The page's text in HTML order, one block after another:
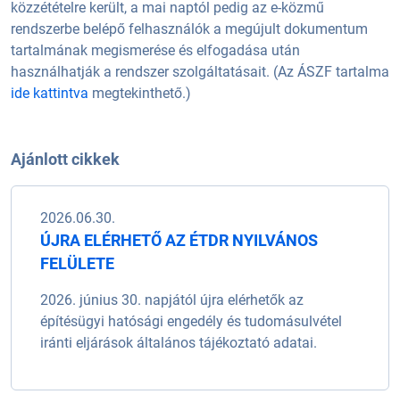
közzétételre került, a mai naptól pedig az e-közmű
rendszerbe belépő felhasználók a megújult dokumentum
tartalmának megismerése és elfogadása után
használhatják a rendszer szolgáltatásait. (Az ÁSZF tartalma
ide kattintva megtekinthető.)
Ajánlott cikkek
2026.06.30.
ÚJRA ELÉRHETŐ AZ ÉTDR NYILVÁNOS
FELÜLETE
2026. június 30. napjától újra elérhetők az
építésügyi hatósági engedély és tudomásulvétel
iránti eljárások általános tájékoztató adatai.